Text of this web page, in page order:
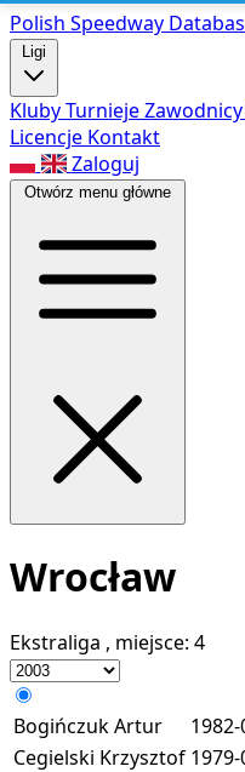
Polish Speedway
Ligi
KlubyTurniejeZawodnicy
Licencje Kontakt
Zaloguj
Otwórz menu główne
Wrocław
Ekstraliga , miejsce: 4
Bogińczuk Artur
Cegielski Krzysztof